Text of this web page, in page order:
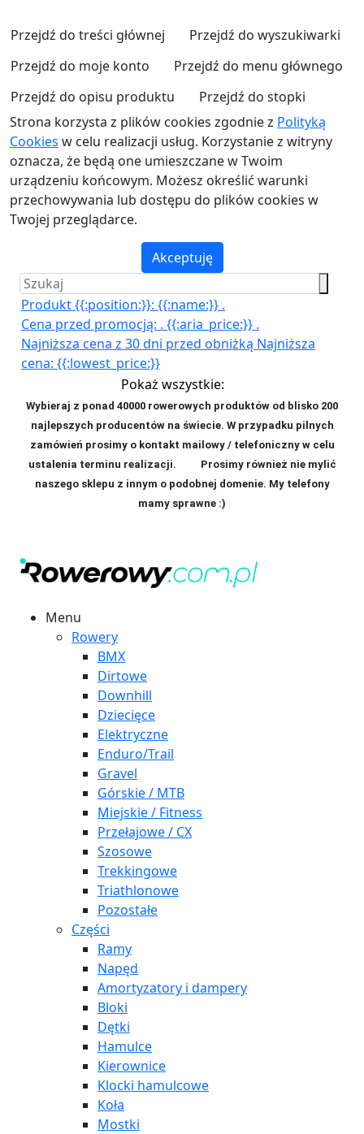
Przejdź do treści głównej
Przejdź do wyszukiwarki
Przejdź do moje konto
Przejdź do menu głównego
Przejdź do opisu produktu
Przejdź do stopki
Strona korzysta z plików cookies zgodnie z Polityką
Cookies w celu realizacji usług. Korzystanie z witryny
oznacza, że będą one umieszczane w Twoim
urządzeniu końcowym. Możesz określić warunki
przechowywania lub dostępu do plików cookies w
Twojej przeglądarce.
Akceptuję
Produkt {{:position:}}: {{:name:}} .
Cena przed promocją: . {{:aria_price:}} .
Najniższa cena z 30 dni przed obniżką Najniższa
cena: {{:lowest_price:}}
Pokaż wszystkie:
Wybieraj z ponad 40000 rowerowych produktów od blisko 200
najlepszych producentów na świecie. W przypadku pilnych
zamówień prosimy o kontakt mailowy / telefoniczny w celu
ustalenia terminu realizacji. Prosimy również nie mylić
naszego sklepu z innym o podobnej domenie. My telefony
mamy sprawne :)
Menu
Rowery
BMX
Dirtowe
Downhill
Dziecięce
Elektryczne
Enduro/Trail
Gravel
Górskie / MTB
Miejskie / Fitness
Przełajowe / CX
Szosowe
Trekkingowe
Triathlonowe
Pozostałe
Części
Ramy
Napęd
Amortyzatory i dampery
Bloki
Dętki
Hamulce
Kierownice
Klocki hamulcowe
Koła
Mostki